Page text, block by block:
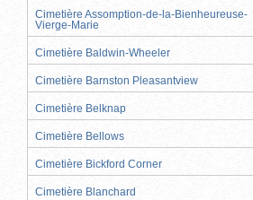
Cimetière Assomption-de-la-Bienheureuse-
Vierge-Marie
Cimetière Baldwin-Wheeler
Cimetière Barnston Pleasantview
Cimetière Belknap
Cimetière Bellows
Cimetière Bickford Corner
Cimetière Blanchard